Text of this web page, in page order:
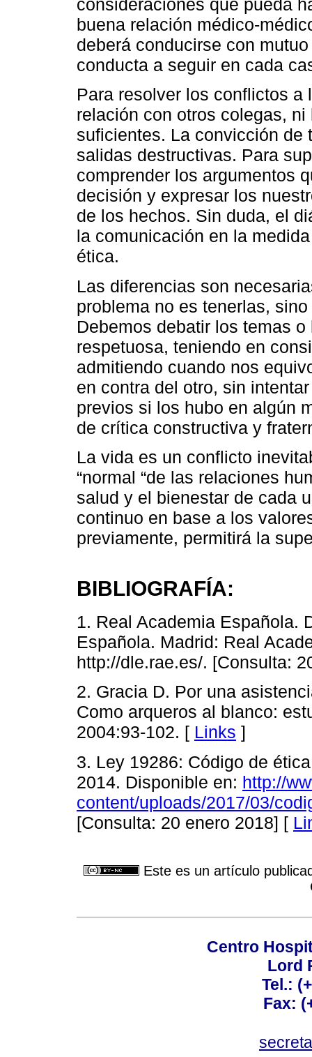
consideraciones que pueda
buena relación médico-
deberá conducirse con
conducta a seguir en cada
Para resolver los conflictos a
relación con otros colegas,
suficientes. La convicción de
salidas destructivas. Para
comprender los argumentos
decisión y expresar los
de los hechos. Sin duda, el
la comunicación en la
ética.
Las diferencias son
problema no es tenerlas,
Debemos debatir los temas
respetuosa, teniendo en
admitiendo cuando nos
en contra del otro, sin
previos si los hubo en algún
de crítica constructiva y
La vida es un conflicto
“normal “de las relaciones
salud y el bienestar de cada
continuo en base a los
previamente, permitirá la
BIBLIOGRAFÍA:
1. Real Academia Española.
Española. Madrid: Real
http://dle.rae.es/. [Consulta:
2. Gracia D. Por una
Como arqueros al blanco:
2004:93-102. [ Links ]
3. Ley 19286: Código de
2014. Disponible en: http://
content/uploads/2017/03/
[Consulta: 20 enero 2018] [
Este es un artículo
Centro
Lord
Tel.:
Fax: